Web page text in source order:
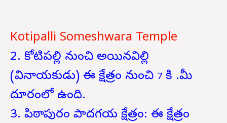
Kotipalli Someshwara Temple
2. కోటిపల్లి నుంచి అయినవిల్లి
(వినాయకుడు) ఈ క్షేత్రం నుంచి 7 కి .మీ
దూరంలో ఉంది.
3. పిఠాపురం పాదగయ క్షేత్రం: ఈ క్షేత్రం